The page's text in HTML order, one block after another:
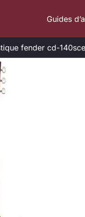
Guides
fender cd-